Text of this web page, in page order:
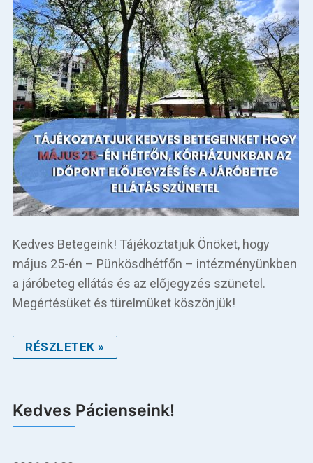
Kedves Betegeink! Tájékoztatjuk Önöket, hogy
május 25-én – Pünkösdhétfőn – intézményünkben
a járóbeteg ellátás és az előjegyzés szünetel.
Megértésüket és türelmüket köszönjük!
RÉSZLETEK »
Kedves Pácienseink!